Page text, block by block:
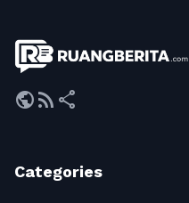
publicrss_feed share
Categories